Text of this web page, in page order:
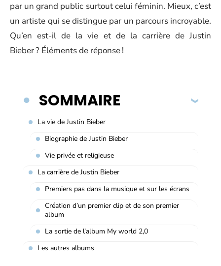
par un grand public surtout celui féminin. Mieux, c’est
un artiste qui se distingue par un parcours incroyable.
Qu’en est-il de la vie et de la carrière de Justin
Bieber ? Éléments de réponse !
SOMMAIRE
La vie de Justin Bieber
Biographie de Justin Bieber
Vie privée et religieuse
La carrière de Justin Bieber
Premiers pas dans la musique et sur les écrans
Création d’un premier clip et de son premier
album
La sortie de l’album My world 2,0
Les autres albums